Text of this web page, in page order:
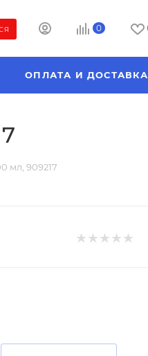
0
ОПЛАТА И ДОСТАВКА
мл, 909217